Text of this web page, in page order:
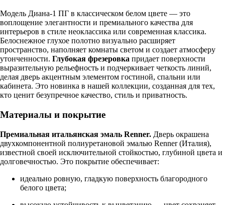
Модель Диана-1 ПГ в классическом белом цвете — это
воплощение элегантности и премиального качества для
интерьеров в стиле неоклассика или современная классика.
Белоснежное глухое полотно визуально расширяет
пространство, наполняет комнаты светом и создает атмосферу
утонченности. Глубокая фрезеровка придает поверхности
выразительную рельефность и подчеркивает четкость линий,
делая дверь акцентным элементом гостиной, спальни или
кабинета. Это новинка в нашей коллекции, созданная для тех,
кто ценит безупречное качество, стиль и приватность.
Материалы и покрытие
Премиальная итальянская эмаль Renner. Дверь окрашена
двухкомпонентной полиуретановой эмалью Renner (Италия),
известной своей исключительной стойкостью, глубиной цвета и
долговечностью. Это покрытие обеспечивает:
идеально ровную, гладкую поверхность благородного
белого цвета;